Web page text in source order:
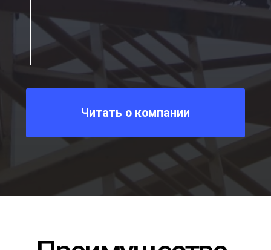
Заполните форму,
решение по
вашему запросу